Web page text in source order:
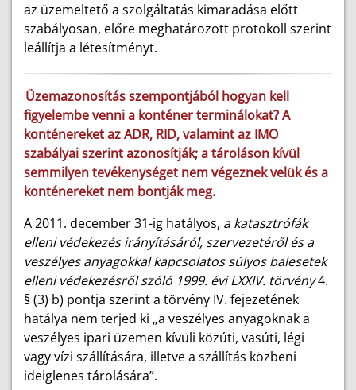
az üzemeltető a szolgáltatás kimaradása előtt
szabályosan, előre meghatározott protokoll szerint
leállítja a létesítményt.
Üzemazonosítás szempontjából hogyan kell
figyelembe venni a konténer terminálokat? A
konténereket az ADR, RID, valamint az IMO
szabályai szerint azonosítják; a tároláson kívül
semmilyen tevékenységet nem végeznek velük és a
konténereket nem bontják meg.
A 2011. december 31-ig hatályos, a katasztrófák
elleni védekezés irányításáról, szervezetéről és a
veszélyes anyagokkal kapcsolatos súlyos balesetek
elleni védekezésről szóló 1999. évi LXXIV. törvény4.
§ (3) b) pontja szerint a törvény IV. fejezetének
hatálya nem terjed ki „a veszélyes anyagoknak a
veszélyes ipari üzemen kívüli közúti, vasúti, légi
vagy vízi szállítására, illetve a szállítás közbeni
ideiglenes tárolására”.